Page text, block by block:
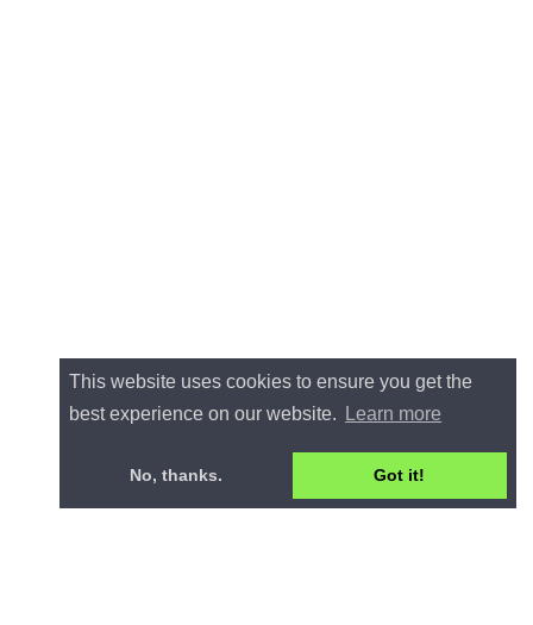
This website uses cookies to ensure you get the
best experience on our website.
Learn more
No, thanks. Got it!